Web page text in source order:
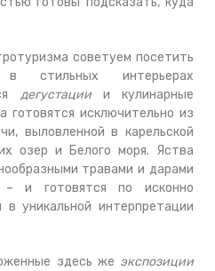
советуем посетить
интерьерах
дегустациии кулинарные
готовятся исключительно из
выловленной в карельской
озер и Белого моря. Яства
травами и дарами
– и готовятся по исконно
уникальной интерпретации
здесь же экспозиции